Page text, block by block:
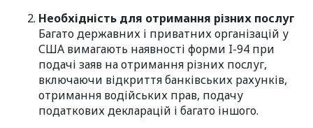
Необхідність для отримання різних послуг
Багато державних і приватних організацій у
США вимагають наявності форми I-94 при
подачі заяв на отримання різних послуг,
включаючи відкриття банківських рахунків,
отримання водійських прав, подачу
податкових декларацій і багато іншого.